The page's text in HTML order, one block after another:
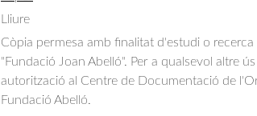
Lliure
Còpia permesa amb finalitat d'estudi o
"Fundació Joan Abelló". Per a qualsevol altre
autorització al Centre de Documentació de
Fundació Abelló.